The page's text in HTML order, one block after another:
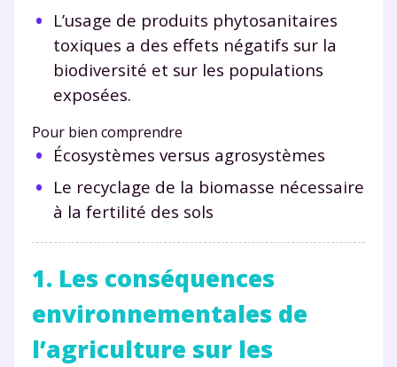
L’usage de produits phytosanitaires
toxiques a des effets négatifs sur la
biodiversité et sur les populations
exposées.
Pour bien comprendre
Écosystèmes versus agrosystèmes
Le recyclage de la biomasse nécessaire
à la fertilité des sols
1. Les conséquences
environnementales de
l’agriculture sur les